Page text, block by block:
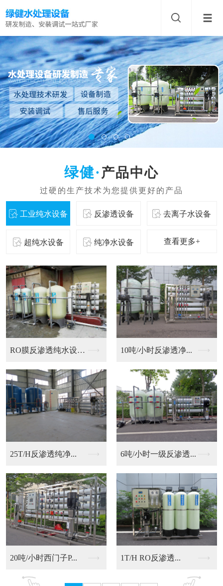
产品中心
工业纯水设备 反渗透设备 去离子水设备
超纯水设备 纯净水设备 查看更多+
二级反渗透纯化水设备... 10吨/小时反渗透净...
6吨/小时一级反渗透... 20吨/小时西门子P...
RO反渗透净化水设备 9T/H RO反渗透...